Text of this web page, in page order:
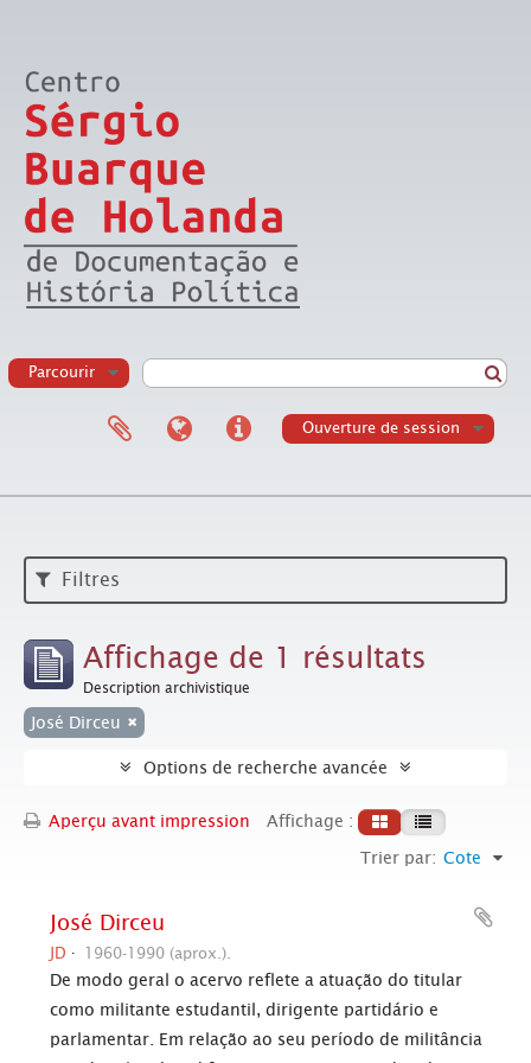
Parcourir
Ouverture de session
Filtres
Affichage de 1 résultats
Description archivistique
José Dirceu
Options de recherche avancée
Aperçu avant impression
Affichage :
Trier par: Cote
José Dirceu
JD 1960-1990 (aprox.).
De modo geral o acervo reflete a atuação do titular
como militante estudantil, dirigente partidário e
parlamentar. Em relação ao seu período de militância